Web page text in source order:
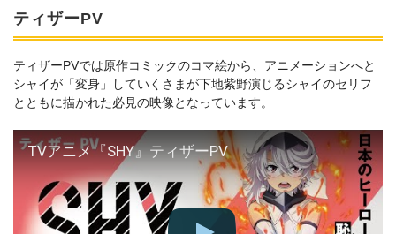
ティザーPV
ティザーPVでは原作コミックのコマ絵から、アニメーションへと
シャイが「変身」していくさまが下地紫野演じるシャイのセリフ
とともに描かれた必見の映像となっています。
TVアニメ『SHY』ティザーPV